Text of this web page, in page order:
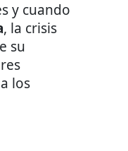
y cuando
, la crisis
su
los